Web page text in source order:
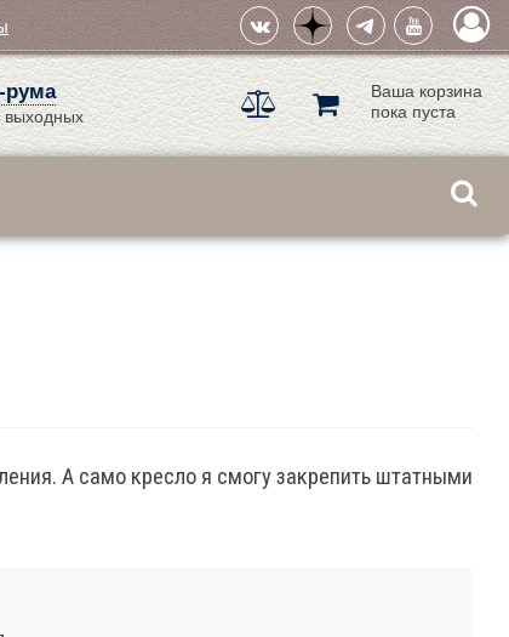
рума
выходных
Ваша корзина
пока пуста
А само кресло я смогу закрепить штатными